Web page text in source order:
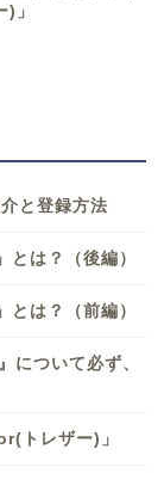
)」
と登録方法
は？（後編）
は？（前編）
について必ず、
トレザー)」